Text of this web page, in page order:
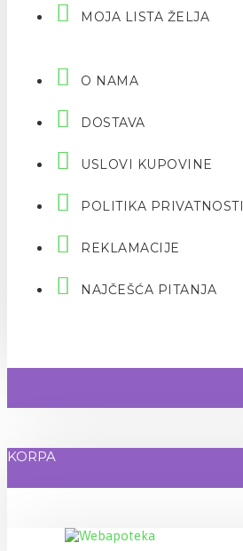
MOJA LISTA ŽELJA
O NAMA
DOSTAVA
USLOVI KUPOVINE
POLITIKA PRIVATNOSTI
REKLAMACIJE
NAJČEŠĆA PITANJA
KORPA